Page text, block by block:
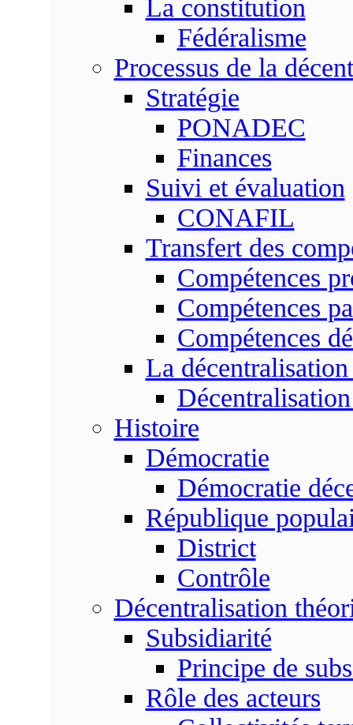
La constitution
Fédéralisme
Processus de la
Stratégie
PONADEC
Finances
Suivi et évaluation
CONAFIL
Transfert des
Compétences
Compétences
Compétences
La
Histoire
Démocratie
Démocratie
République
District
Contrôle
Décentralisation
Subsidiarité
Principe de
Rôle des acteurs